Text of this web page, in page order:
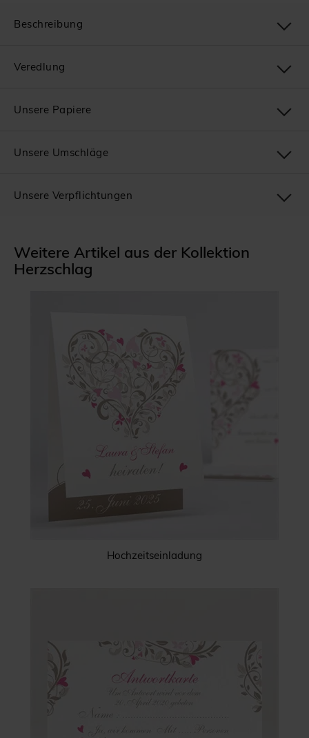
Weitere Artikel aus der Kollektion
Herzschlag
Hochzeitseinladung
Beschreibung
Veredlung
Unsere Papiere
Unsere Umschläge
Unsere Verpflichtungen